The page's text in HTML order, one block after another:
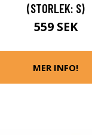
(STORLEK: S)
559 SEK
MER INFO!